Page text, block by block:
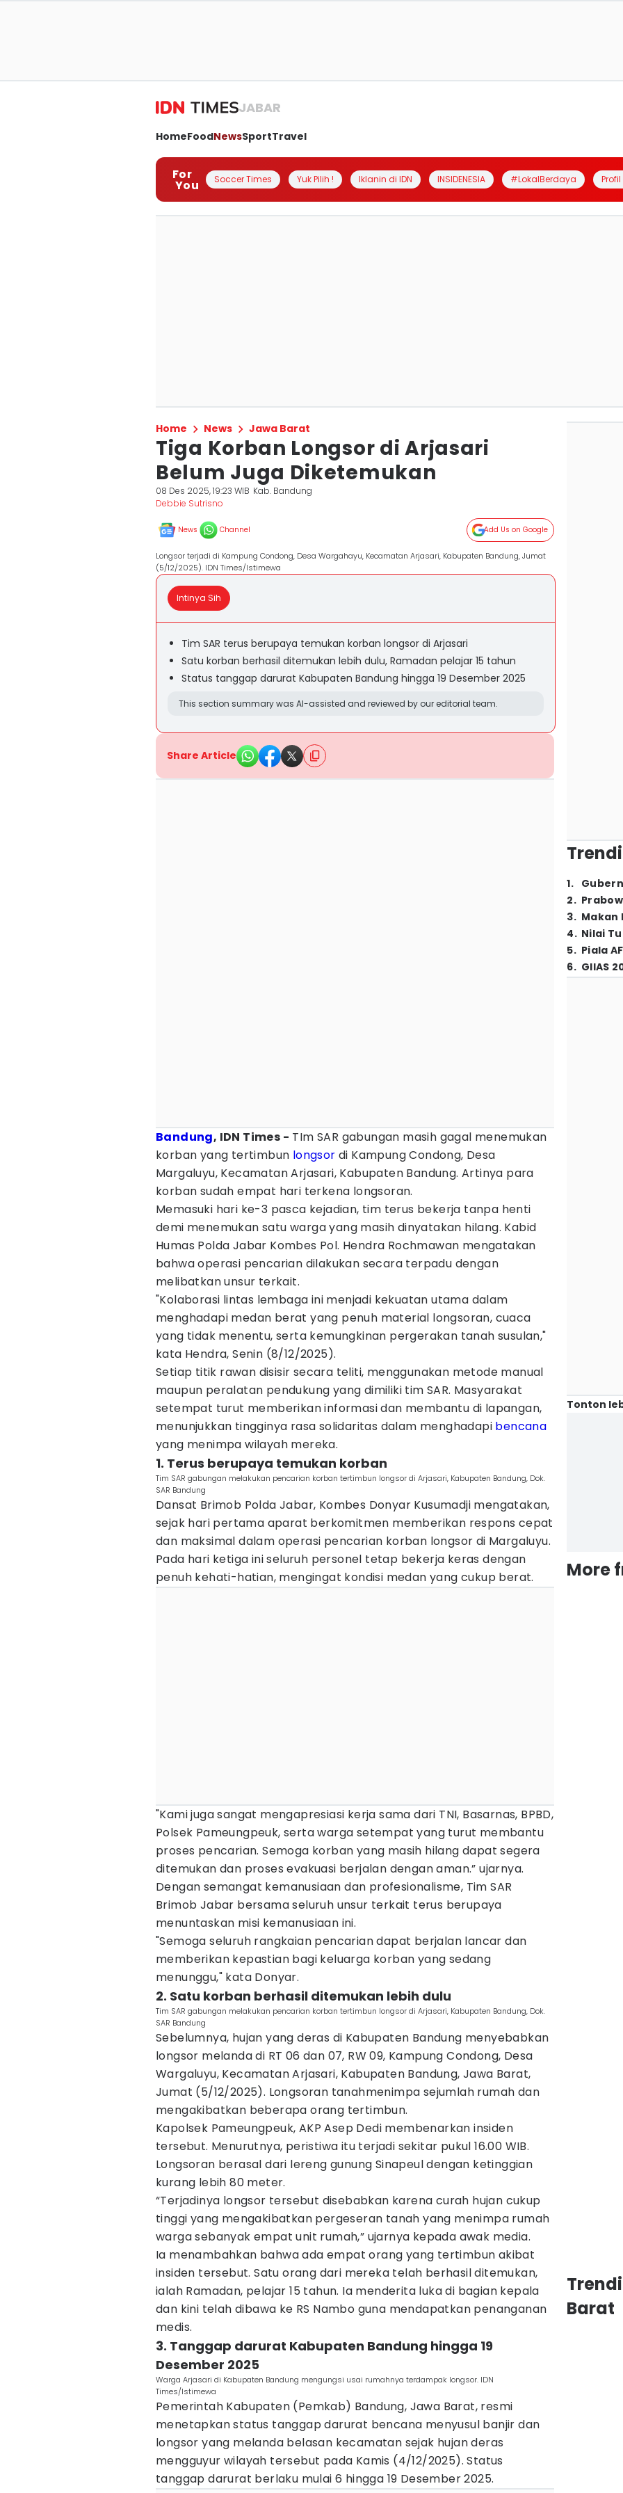
JABAR
HomeFoodNewsSportTravel
For
You Soccer Times Yuk Pilih ! Iklanin di IDN INSIDENESIA #LokalBerdaya
Home News Jawa Barat
Tiga Korban Longsor di Arjasari
Belum Juga Diketemukan
08 Des 2025, 19:23 WIB Kab. Bandung
Debbie Sutrisno
News Channel Add Us on Google
Longsor terjadi di Kampung Condong, Desa Wargahayu, Kecamatan Arjasari, Kabupaten Bandung, Jumat
(5/12/2025). IDN Times/Istimewa
Intinya Sih
Tim SAR terus berupaya temukan korban longsor di Arjasari
Satu korban berhasil ditemukan lebih dulu, Ramadan pelajar 15 tahun
Status tanggap darurat Kabupaten Bandung hingga 19 Desember 2025
This section summary was AI-assisted and reviewed by our editorial team.
Share Article
Bandung, IDN Times - TIm SAR gabungan masih gagal menemukan
korban yang tertimbun longsor di Kampung Condong, Desa
Margaluyu, Kecamatan Arjasari, Kabupaten Bandung. Artinya para
korban sudah empat hari terkena longsoran.
Memasuki hari ke-3 pasca kejadian, tim terus bekerja tanpa henti
demi menemukan satu warga yang masih dinyatakan hilang. Kabid
Humas Polda Jabar Kombes Pol. Hendra Rochmawan mengatakan
bahwa operasi pencarian dilakukan secara terpadu dengan
melibatkan unsur terkait.
"Kolaborasi lintas lembaga ini menjadi kekuatan utama dalam
menghadapi medan berat yang penuh material longsoran, cuaca
yang tidak menentu, serta kemungkinan pergerakan tanah susulan,"
kata Hendra, Senin (8/12/2025).
Setiap titik rawan disisir secara teliti, menggunakan metode manual
maupun peralatan pendukung yang dimiliki tim SAR. Masyarakat
setempat turut memberikan informasi dan membantu di lapangan,
menunjukkan tingginya rasa solidaritas dalam menghadapi bencana
yang menimpa wilayah mereka.
1. Terus berupaya temukan korban
Tim SAR gabungan melakukan pencarian korban tertimbun longsor di Arjasari, Kabupaten Bandung, Dok.
SAR Bandung
Dansat Brimob Polda Jabar, Kombes Donyar Kusumadji mengatakan,
sejak hari pertama aparat berkomitmen memberikan respons cepat
dan maksimal dalam operasi pencarian korban longsor di Margaluyu.
Pada hari ketiga ini seluruh personel tetap bekerja keras dengan
penuh kehati-hatian, mengingat kondisi medan yang cukup berat.
"Kami juga sangat mengapresiasi kerja sama dari TNI, Basarnas, BPBD,
Polsek Pameungpeuk, serta warga setempat yang turut membantu
proses pencarian. Semoga korban yang masih hilang dapat segera
ditemukan dan proses evakuasi berjalan dengan aman.” ujarnya.
Dengan semangat kemanusiaan dan profesionalisme, Tim SAR
Brimob Jabar bersama seluruh unsur terkait terus berupaya
menuntaskan misi kemanusiaan ini.
"Semoga seluruh rangkaian pencarian dapat berjalan lancar dan
memberikan kepastian bagi keluarga korban yang sedang
menunggu," kata Donyar.
2. Satu korban berhasil ditemukan lebih dulu
Tim SAR gabungan melakukan pencarian korban tertimbun longsor di Arjasari, Kabupaten Bandung, Dok.
SAR Bandung
Sebelumnya, hujan yang deras di Kabupaten Bandung menyebabkan
longsor melanda di RT 06 dan 07, RW 09, Kampung Condong, Desa
Wargaluyu, Kecamatan Arjasari, Kabupaten Bandung, Jawa Barat,
Jumat (5/12/2025). Longsoran tanahmenimpa sejumlah rumah dan
mengakibatkan beberapa orang tertimbun.
Kapolsek Pameungpeuk, AKP Asep Dedi membenarkan insiden
tersebut. Menurutnya, peristiwa itu terjadi sekitar pukul 16.00 WIB.
Longsoran berasal dari lereng gunung Sinapeul dengan ketinggian
kurang lebih 80 meter.
“Terjadinya longsor tersebut disebabkan karena curah hujan cukup
tinggi yang mengakibatkan pergeseran tanah yang menimpa rumah
warga sebanyak empat unit rumah,” ujarnya kepada awak media.
Ia menambahkan bahwa ada empat orang yang tertimbun akibat
insiden tersebut. Satu orang dari mereka telah berhasil ditemukan,
ialah Ramadan, pelajar 15 tahun. Ia menderita luka di bagian kepala
dan kini telah dibawa ke RS Nambo guna mendapatkan penanganan
medis.
3. Tanggap darurat Kabupaten Bandung hingga 19
Desember 2025
Warga Arjasari di Kabupaten Bandung mengungsi usai rumahnya terdampak longsor. IDN
Times/Istimewa
Pemerintah Kabupaten (Pemkab) Bandung, Jawa Barat, resmi
menetapkan status tanggap darurat bencana menyusul banjir dan
longsor yang melanda belasan kecamatan sejak hujan deras
mengguyur wilayah tersebut pada Kamis (4/12/2025). Status
tanggap darurat berlaku mulai 6 hingga 19 Desember 2025.
1.
2.
3. Makan
4. Nilai
5. Piala
6. GIIAS
Tonton
More
Barat